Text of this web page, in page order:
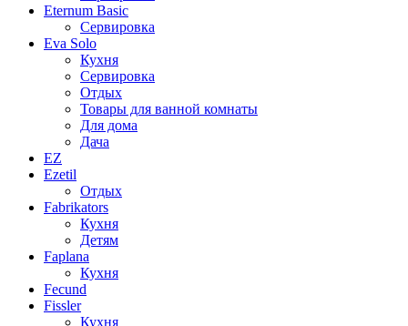
Eternum Basic
Сервировка
Eva Solo
Кухня
Сервировка
Отдых
Товары для ванной комнаты
Для дома
Дача
EZ
Ezetil
Отдых
Fabrikators
Кухня
Детям
Faplana
Кухня
Fecund
Fissler
Кухня